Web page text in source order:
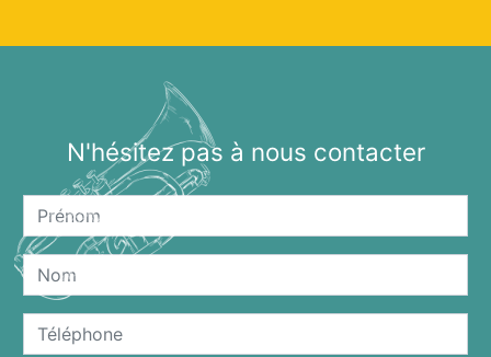
N'hésitez pas à nous contacter